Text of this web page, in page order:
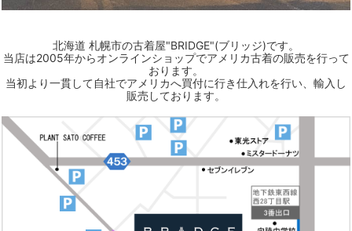
北海道 札幌市の古着屋"BRIDGE"(ブリッジ)です。
当店は2005年からオンラインショップでアメリカ古着の販売を行って
おります。
当初より一貫して自社でアメリカへ買付に行き仕入れを行い、輸入し
販売しております。